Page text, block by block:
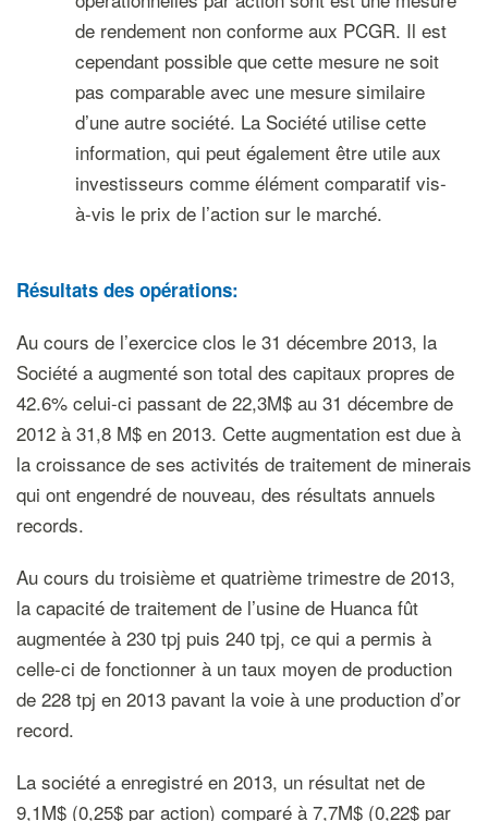
de rendement non conforme aux PCGR. Il est
cependant possible que cette mesure ne soit
pas comparable avec une mesure similaire
d’une autre société. La Société utilise cette
information, qui peut également être utile aux
investisseurs comme élément comparatif vis-
à-vis le prix de l’action sur le marché.
Résultats des opérations:
Au cours de l’exercice clos le 31 décembre 2013, la
Société a augmenté son total des capitaux propres de
42.6% celui-ci passant de 22,3M$ au 31 décembre de
2012 à 31,8 M$ en 2013. Cette augmentation est due à
la croissance de ses activités de traitement de minerais
qui ont engendré de nouveau, des résultats annuels
records.
Au cours du troisième et quatrième trimestre de 2013,
la capacité de traitement de l’usine de Huanca fût
augmentée à 230 tpj puis 240 tpj, ce qui a permis à
celle-ci de fonctionner à un taux moyen de production
de 228 tpj en 2013 pavant la voie à une production d’or
record.
La société a enregistré en 2013, un résultat net de
9,1M$ (0,25$ par action) comparé à 7,7M$ (0,22$ par